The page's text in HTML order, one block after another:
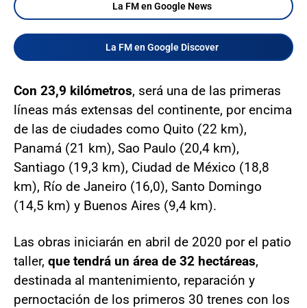
La FM en Google News
La FM en Google Discover
Con 23,9 kilómetros, será una de las primeras
líneas más extensas del continente, por encima
de las de ciudades como Quito (22 km),
Panamá (21 km), Sao Paulo (20,4 km),
Santiago (19,3 km), Ciudad de México (18,8
km), Río de Janeiro (16,0), Santo Domingo
(14,5 km) y Buenos Aires (9,4 km).
Las obras iniciarán en abril de 2020 por el patio
taller, que tendrá un área de 32 hectáreas,
destinada al mantenimiento, reparación y
pernoctación de los primeros 30 trenes con los